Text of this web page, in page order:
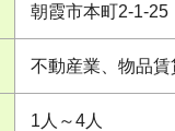
朝霞市本町2-1-
不動産業、物品賃
1人～4人